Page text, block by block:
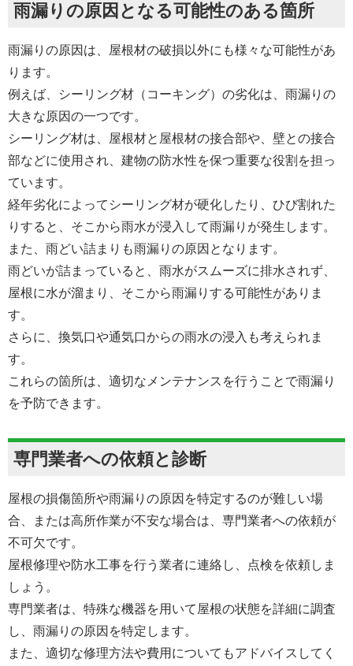
雨漏りの原因となる可能性のある箇所
雨漏りの原因は、屋根材の破損以外にも様々な可能性があ
ります。
例えば、シーリング材（コーキング）の劣化は、雨漏りの
大きな原因の一つです。
シーリング材は、屋根材と屋根材の接合部や、壁との接合
部などに使用され、建物の防水性を保つ重要な役割を担っ
ています。
経年劣化によってシーリング材が硬化したり、ひび割れた
りすると、そこから雨水が浸入して雨漏りが発生します。
また、雨どい詰まりも雨漏りの原因となります。
雨どいが詰まっていると、雨水がスムーズに排水されず、
屋根に水が溜まり、そこから雨漏りする可能性がありま
す。
さらに、換気口や通気口からの雨水の浸入も考えられま
す。
これらの箇所は、適切なメンテナンスを行うことで雨漏り
を予防できます。
専門業者への依頼と診断
屋根の損傷箇所や雨漏りの原因を特定するのが難しい場
合、または高所作業が不安な場合は、専門業者への依頼が
不可欠です。
屋根修理や防水工事を行う業者に連絡し、点検を依頼しま
しょう。
専門業者は、特殊な機器を用いて屋根の状態を詳細に調査
し、雨漏りの原因を特定します。
また、適切な修理方法や費用についてもアドバイスしてく